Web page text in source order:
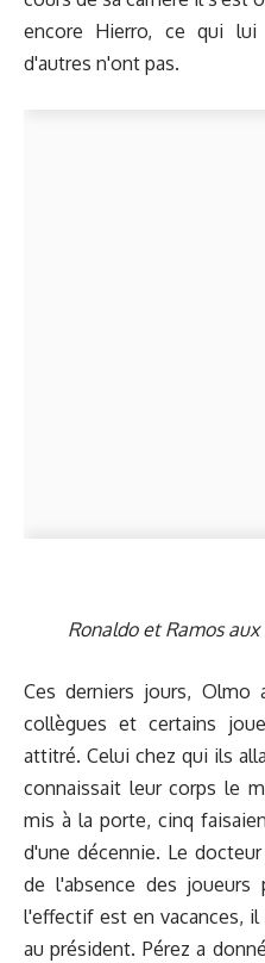
encore Hierro, ce qui
d'autres n'ont pas.
Ronaldo et Ramos
Ces derniers jours,
collègues et certains
attitré. Celui chez qui ils
connaissait leur corps le
mis à la porte, cinq
d'une décennie. Le
de l'absence des joueurs
l'effectif est en vacances,
au président. Pérez a